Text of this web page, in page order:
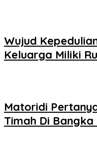
Wujud
Keluarga Miliki
Matoridi
Timah Di Bangka